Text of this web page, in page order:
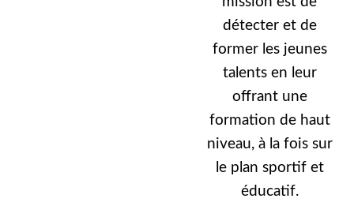
détecter et de
former les jeunes
talents en leur
offrant une
formation de haut
niveau, à la fois sur
le plan sportif et
éducatif.